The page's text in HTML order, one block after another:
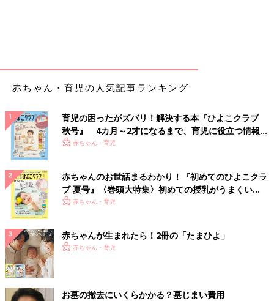
赤ちゃん・育児の人気記事ランキング
育児の困ったがズバリ！解決する本『ひよこクラブ
秋号』 4カ月～2才になるまで、育児に役立つ情報が
いっぱい！
赤ちゃん・育児
赤ちゃんのお世話まるわかり！『初めてのひよこクラ
ブ 夏号』〈巻頭大特集〉初めての授乳がうまくい
く！ おっぱい・ミルクの基本と夏のトラブル 解決テ
赤ちゃん・育児
赤ちゃんが生まれたら！2冊の「たまひよ」
赤ちゃん・育児
お墓の撤去にいくらかかる？墓じまい費用